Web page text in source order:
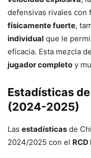
defensivas rivales con
físicamente fuerte,
individual que le
eficacia. Esta mezcla
jugador completo y
Estadísticas
(2024-2025)
Las estadísticas de
2024/2025 con el